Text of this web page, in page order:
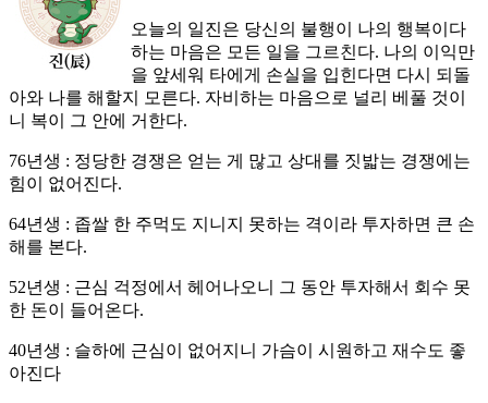
오늘의 일진은 당신의 불행이 나의 행복이다
하는 마음은 모든 일을 그르친다. 나의 이익만
을 앞세워 타에게 손실을 입힌다면 다시 되돌
아와 나를 해할지 모른다. 자비하는 마음으로 널리 베풀 것이
니 복이 그 안에 거한다.
76년생 : 정당한 경쟁은 얻는 게 많고 상대를 짓밟는 경쟁에는
힘이 없어진다.
64년생 : 좁쌀 한 주먹도 지니지 못하는 격이라 투자하면 큰 손
해를 본다.
52년생 : 근심 걱정에서 헤어나오니 그 동안 투자해서 회수 못
한 돈이 들어온다.
40년생 : 슬하에 근심이 없어지니 가슴이 시원하고 재수도 좋
아진다